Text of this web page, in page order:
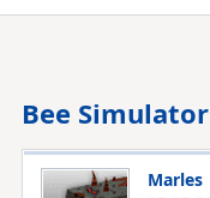
Bee Simulator
Marles